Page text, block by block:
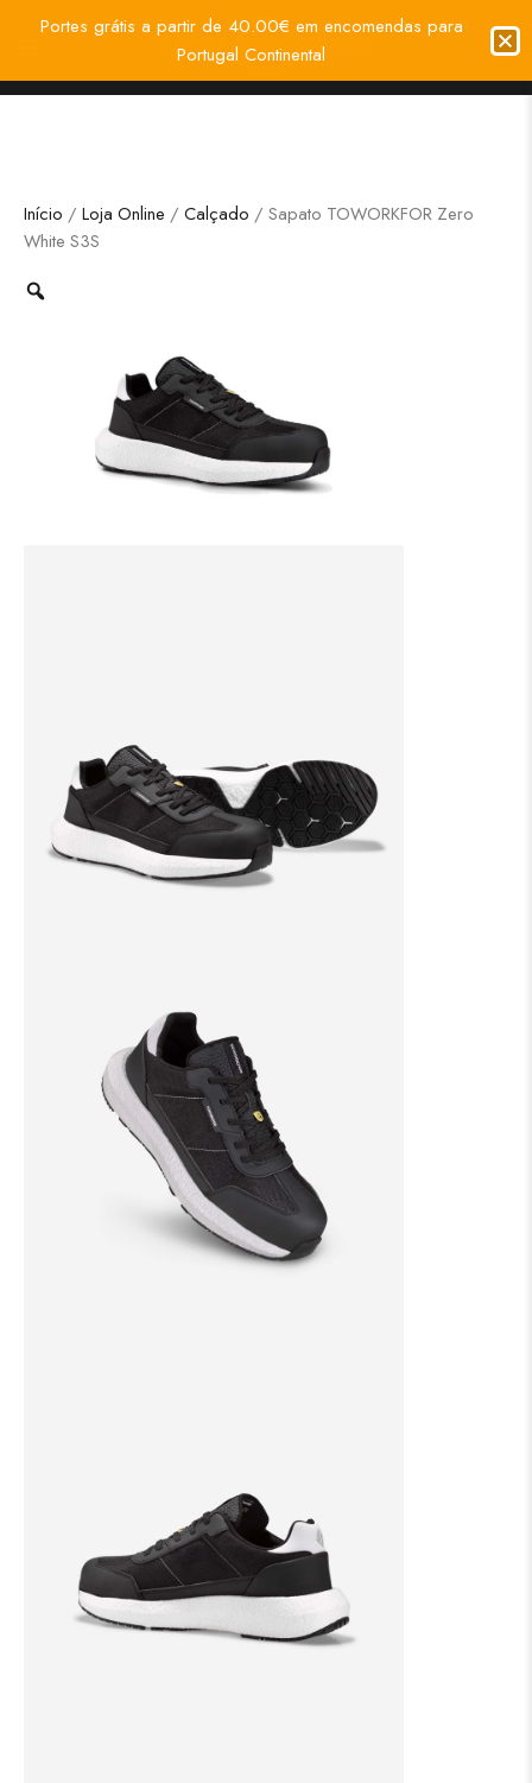
Início / Loja Online / Calçado / Sapato TOWORKFOR Zero
White S3S
Portes grátis a partir de 40.00€ em encomendas para
Portugal Continental